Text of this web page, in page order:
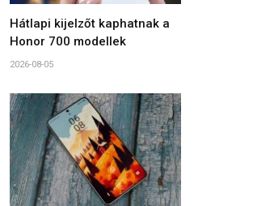
Hátlapi kijelzőt kaphatnak a
Honor 700 modellek
2026-08-05